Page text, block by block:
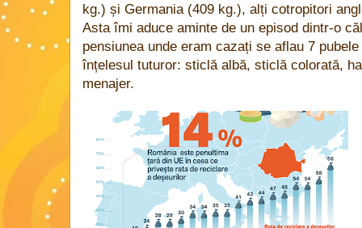
kg.) și Germania (409 kg.), alți cotropitori
Asta îmi aduce aminte de un episod dintr-o
pensiunea unde eram cazați se aflau 7
înțelesul tuturor: sticlă albă, sticlă colorată,
menajer.